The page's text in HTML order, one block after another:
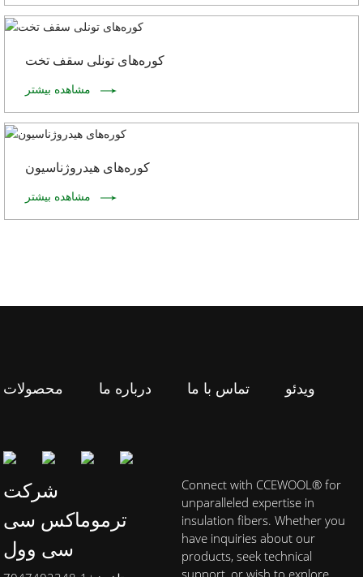
کوره‌های تونلی سقف تخت
مشاهده بیشتر
کوره‌های هیدروژناسیون
مشاهده بیشتر
محصولات درباره ما تماس با ما ویدئو
شرکت
ترموماکس سی
سی وول
Connect with CCEWOOL® for
unparalleled expertise in
insulation fibers. Whether you
have inquiries about our
products, seek technical
support, or wish to explore